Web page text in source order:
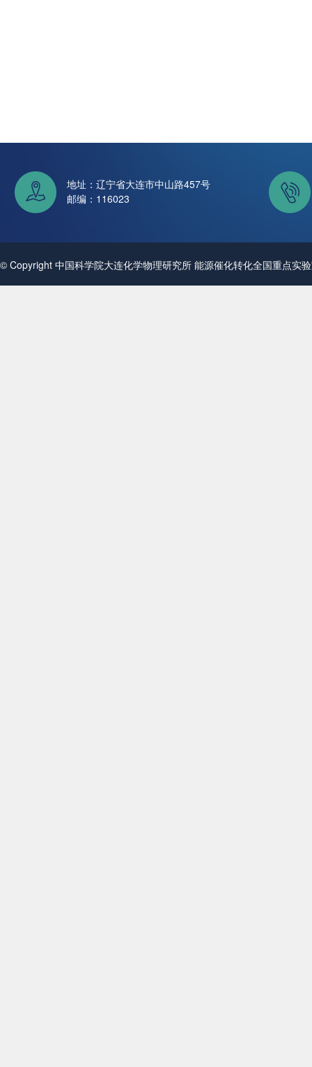
地址：辽宁省大连市中山路457号
邮编：116023
© Copyright 中国科学院大连化学物理研究所 能源催化转化全国重点实